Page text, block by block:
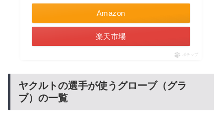
Amazon
楽天市場
ポチップ
ヤクルトの選手が使うグローブ（グラ
ブ）の一覧